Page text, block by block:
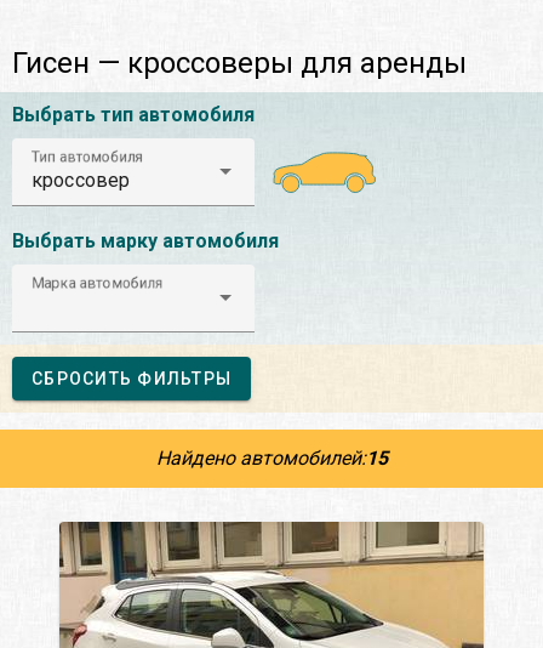
Гисен — кроссоверы для аренды
Выбрать тип автомобиля
Тип автомобиля
кроссовер
Выбрать марку автомобиля
Марка автомобиля
СБРОСИТЬ ФИЛЬТРЫ
Найдено автомобилей:15